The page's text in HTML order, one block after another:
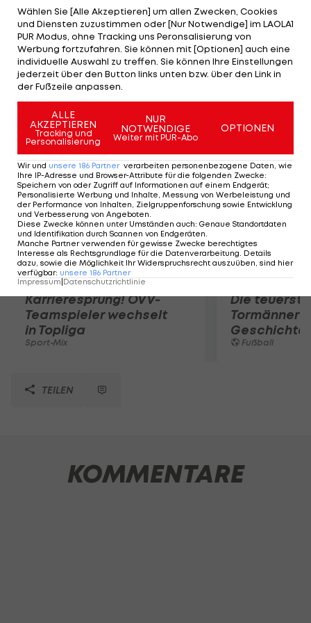
und 4:26 h Spielzeit 3:6, 7:6(5), 19:17 für sich
entscheidet. Federers Finalgegner wird im Spiel
zwischen dem serbischen Weltranglisten-Zweiten
Novak Djokovic und Wimbledon-Finalist Andy
Murray (GBR/3) ermittelt. Der Verlierer trifft im
Kampf um Bronze auf del Potro.
Mehr zum Thema
Karrieresprung! ÖVV-
Teamspieler wechselt
in Topliga
Sport-Mix
Die
Tormänner
Geschichte
Fußball
TEILEN
KOMMENTARE
Wählen Sie [Alle Akzeptieren] um allen Zwecken, Cookies
und Diensten zuzustimmen oder [Nur Notwendige] im LAOLA1
PUR Modus, ohne Tracking uns Peronsalisierung von
Werbung fortzufahren. Sie können mit [Optionen] auch eine
individuelle Auswahl zu treffen. Sie können Ihre Einstellungen
jederzeit über den Button links unten bzw. über den Link in
der Fußzeile anpassen.
ALLE
AKZEPTIEREN
Tracking und
Personalisierung
NUR
NOTWENDIGE
Weiter mit PUR-Abo
OPTIONEN
Wir und unsere 186 Partner verarbeiten personenbezogene Daten, wie
Ihre IP-Adresse und Browser-Attribute für die folgenden Zwecke:
Speichern von oder Zugriff auf Informationen auf einem Endgerät;
Personalisierte Werbung und Inhalte, Messung von Werbeleistung und
der Performance von Inhalten, Zielgruppenforschung sowie Entwicklung
und Verbesserung von Angeboten.
Diese Zwecke können unter Umständen auch: Genaue Standortdaten
und Identifikation durch Scannen von Endgeräten.
Manche Partner verwenden für gewisse Zwecke berechtigtes
Interesse als Rechtsgrundlage für die Datenverarbeitung. Details
dazu, sowie die Möglichkeit Ihr Widerspruchsrecht auszuüben, sind hier
verfügbar: unsere 186 Partner
Impressum Datenschutzrichtlinie